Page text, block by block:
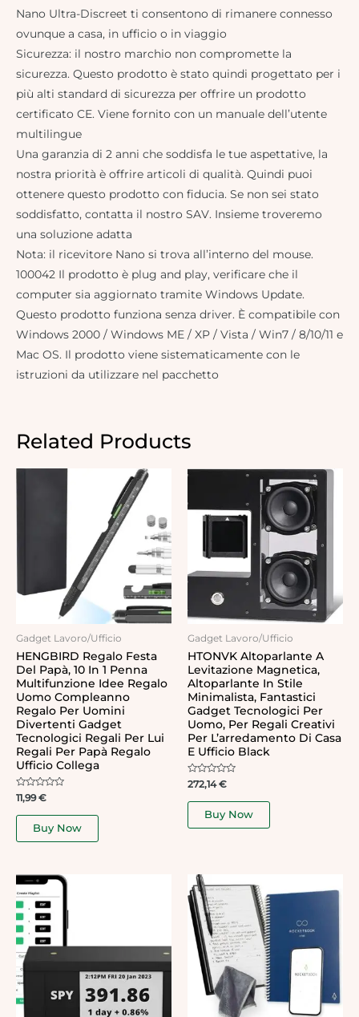
Nano Ultra-Discreet ti consentono di rimanere connesso
ovunque a casa, in ufficio o in viaggio
Sicurezza: il nostro marchio non compromette la
sicurezza. Questo prodotto è stato quindi progettato per i
più alti standard di sicurezza per offrire un prodotto
certificato CE. Viene fornito con un manuale dell’utente
multilingue
Una garanzia di 2 anni che soddisfa le tue aspettative, la
nostra priorità è offrire articoli di qualità. Quindi puoi
ottenere questo prodotto con fiducia. Se non sei stato
soddisfatto, contatta il nostro SAV. Insieme troveremo
una soluzione adatta
Nota: il ricevitore Nano si trova all’interno del mouse.
100042 Il prodotto è plug and play, verificare che il
computer sia aggiornato tramite Windows Update.
Questo prodotto funziona senza driver. È compatibile con
Windows 2000 / Windows ME / XP / Vista / Win7 / 8/10/11 e
Mac OS. Il prodotto viene sistematicamente con le
istruzioni da utilizzare nel pacchetto
Related Products
Gadget Lavoro/Ufficio
HENGBIRD Regalo Festa
Del Papà, 10 In 1 Penna
Multifunzione Idee Regalo
Uomo Compleanno
Regalo Per Uomini
Divertenti Gadget
Tecnologici Regali Per Lui
Regali Per Papà Regalo
Ufficio Collega
Rated
0
out
11,99€
Buy Now
Gadget Lavoro/Ufficio
HTONVK Altoparlante A
Levitazione Magnetica,
Altoparlante In Stile
Minimalista, Fantastici
Gadget Tecnologici Per
Uomo, Per Regali Creativi
Per L’arredamento Di Casa
E Ufficio Black
Rated
0
out
272,14€
Buy Now